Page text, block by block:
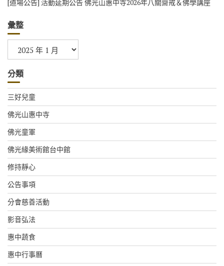
[道場公告] 活動延期公告 佛光山惠中寺2026年八關齋戒＆佛學講座
彙整
分類
三好兒童
佛光山惠中寺
佛光童軍
佛光緣美術館台中館
修持靜心
公告事項
分會慈善活動
影音弘法
惠中蔬食
惠中行事曆